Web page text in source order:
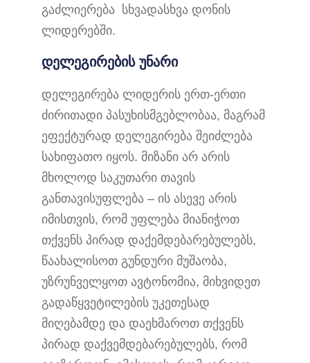
გაძლიერება სხვადასხვა დონის
ლიდერებში.
დელეგირების უნარი
დელეგირება ლიდერის ერთ-ერთი
ძირითადი პასუხისმგებლობაა, მაგრამ
ეფექტურად დელეგირება შეიძლება
სახიფათო იყოს. მიზანი არ არის
მხოლოდ საკუთარი თავის
განთავისუფლება – ის ასევე არის
იმისთვის, რომ უფლება მიანიჭოთ
თქვენს პირად დაქემდებარებულებს,
წაახალისოთ გუნდური მუშაობა,
უზრუნველყოთ ავტონომია, მიხვიდეთ
გადაწყვეტილების უკეთესად
მიღებამდე და დაეხმაროთ თქვენს
პირად დაქვემდებარებულებს, რომ